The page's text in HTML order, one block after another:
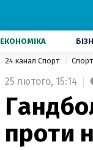
ЕКОНОМІКА
24 канал Спорт Спорт
25 лютого, 15:14
проти